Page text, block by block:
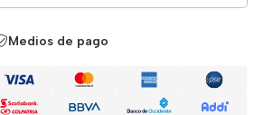
Medios de pago